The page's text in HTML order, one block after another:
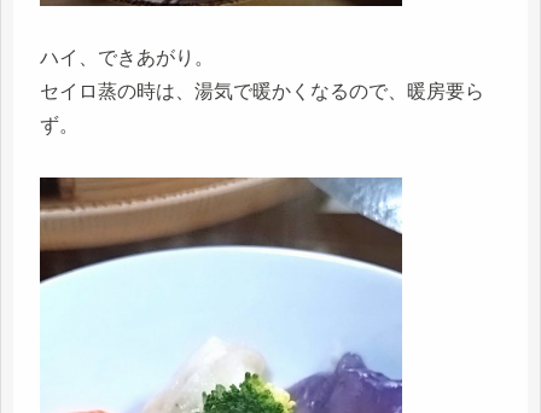
ハイ、できあがり。
セイロ蒸の時は、湯気で暖かくなるので、暖房要ら
ず。